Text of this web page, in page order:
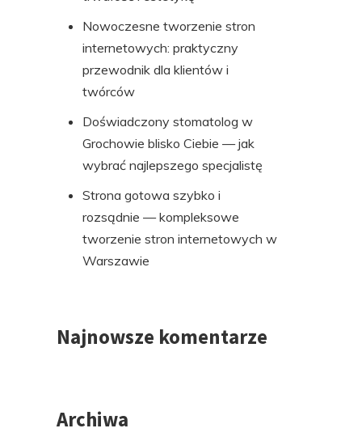
Nowoczesne tworzenie stron
internetowych: praktyczny
przewodnik dla klientów i
twórców
Doświadczony stomatolog w
Grochowie blisko Ciebie — jak
wybrać najlepszego specjalistę
Strona gotowa szybko i
rozsądnie — kompleksowe
tworzenie stron internetowych w
Warszawie
Najnowsze komentarze
Archiwa